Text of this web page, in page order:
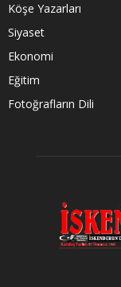
Köşe Yazarları
Siyaset
Ekonomi
Eğitim
Fotoğrafların Dili